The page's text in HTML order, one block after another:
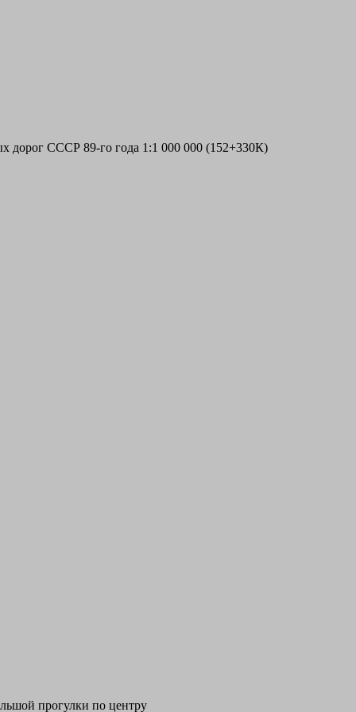
дорог СССР 89-го года 1:1 000 000 (152+330К)
прогулки по центру